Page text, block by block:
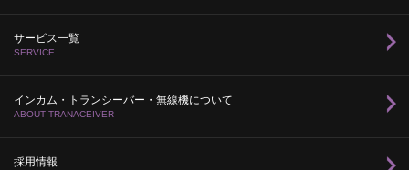
サービス一覧
SERVICE
インカム・トランシーバー・無線機について
ABOUT TRANACEIVER
採用情報